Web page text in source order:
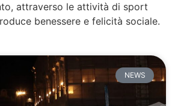
attraverso le attività di sport
benessere e felicità sociale.
NEWS